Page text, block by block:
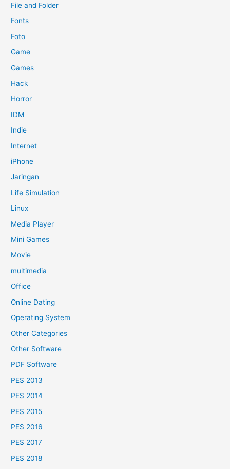
File and Folder
Fonts
Foto
Game
Games
Hack
Horror
IDM
Indie
Internet
iPhone
Jaringan
Life Simulation
Linux
Media Player
Mini Games
Movie
multimedia
Office
Online Dating
Operating System
Other Categories
Other Software
PDF Software
PES 2013
PES 2014
PES 2015
PES 2016
PES 2017
PES 2018